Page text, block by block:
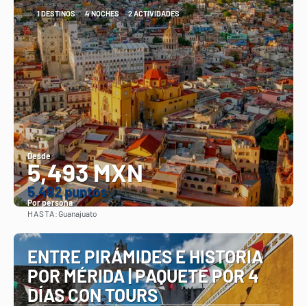
1 DESTINOS 4 NOCHES 2 ACTIVIDADES
Desde
5,493 MXN
5.492 puntos
Por persona
HASTA:Guanajuato
ENTRE PIRÁMIDES E HISTORIA
POR MÉRIDA | PAQUETE POR 4
DÍAS CON TOURS